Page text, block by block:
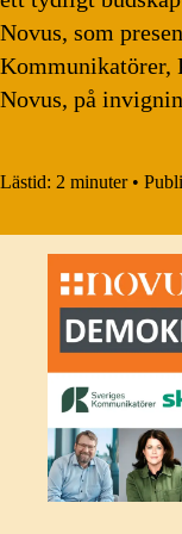
Novus, som
Kommunikatörer,
Novus, på
Lästid: 2 minuter •